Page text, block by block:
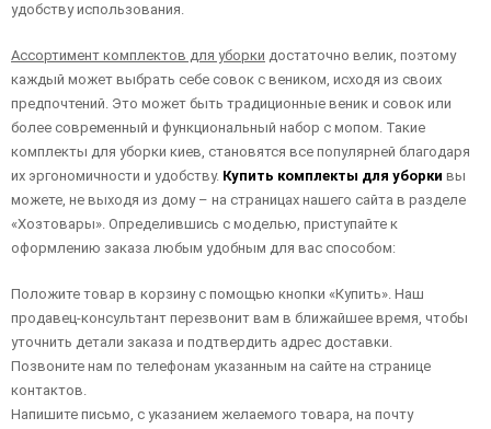
удобству использования.
Ассортимент комплектов для уборки достаточно велик, поэтому
каждый может выбрать себе совок с веником, исходя из своих
предпочтений. Это может быть традиционные веник и совок или
более современный и функциональный набор с мопом. Такие
комплекты для уборки киев, становятся все популярней благодаря
их эргономичности и удобству. Купить комплекты для уборки вы
можете, не выходя из дому – на страницах нашего сайта в разделе
«Хозтовары». Определившись с моделью, приступайте к
оформлению заказа любым удобным для вас способом:
Положите товар в корзину с помощью кнопки «Купить». Наш
продавец-консультант перезвонит вам в ближайшее время, чтобы
уточнить детали заказа и подтвердить адрес доставки.
Позвоните нам по телефонам указанным на сайте на странице
контактов.
Напишите письмо, с указанием желаемого товара, на почту